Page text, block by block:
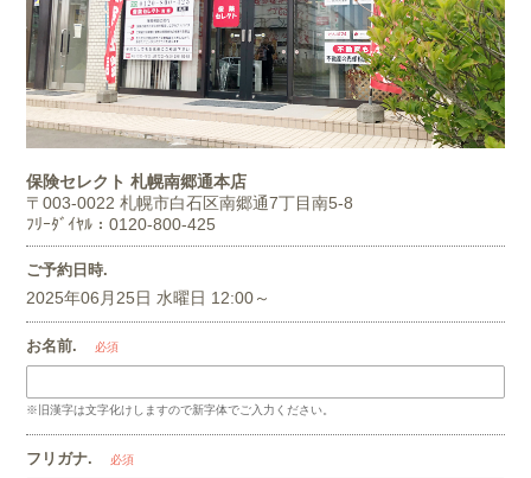
保険セレクト 札幌南郷通本店
〒003-0022札幌市白石区南郷通7丁目南5-8
ﾌﾘｰﾀﾞｲﾔﾙ：0120-800-425
ご予約日時.
2025年06月25日 水曜日 12:00～
お名前. 必須
※旧漢字は文字化けしますので新字体でご入力ください。
フリガナ. 必須